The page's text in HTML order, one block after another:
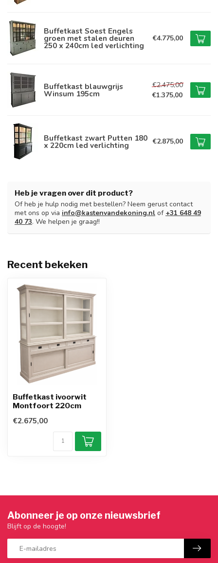
Buffetkast Soest Engels
groen met stalen deuren
250 x 240cm led verlichting
€4.775,00
Buffetkast blauwgrijs
Winsum 195cm
€2.475,00
€1.375,00
Buffetkast zwart Putten 180
x 220cm led verlichting €2.875,00
Heb je vragen over dit product?
Of heb je hulp nodig met bestellen? Neem gerust contact
met ons op via info@kastenvandekoning.nl of +31 648 49
40 73. We helpen je graag!!
Recent bekeken
Buffetkast ivoorwit
Montfoort 220cm
€2.675,00
Abonneer je op onze nieuwsbrief
Blijft op de hoogte!